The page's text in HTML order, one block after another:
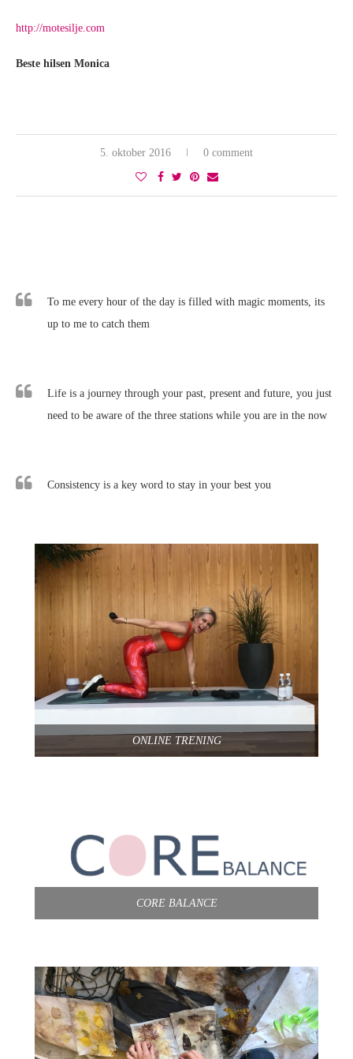
http://motesilje.com
Beste hilsen Monica
5. oktober 2016 0 comment
To me every hour of the day is filled with magic moments, its
up to me to catch them
Life is a journey through your past, present and future, you just
need to be aware of the three stations while you are in the now
Consistency is a key word to stay in your best you
ONLINE TRENING
CORE BALANCE